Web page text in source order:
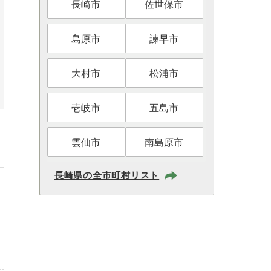
長崎市 佐世保市
島原市 諫早市
大村市 松浦市
壱岐市 五島市
雲仙市 南島原市
長崎県の全市町村リスト